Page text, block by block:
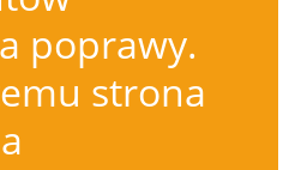
poprawy.
strona